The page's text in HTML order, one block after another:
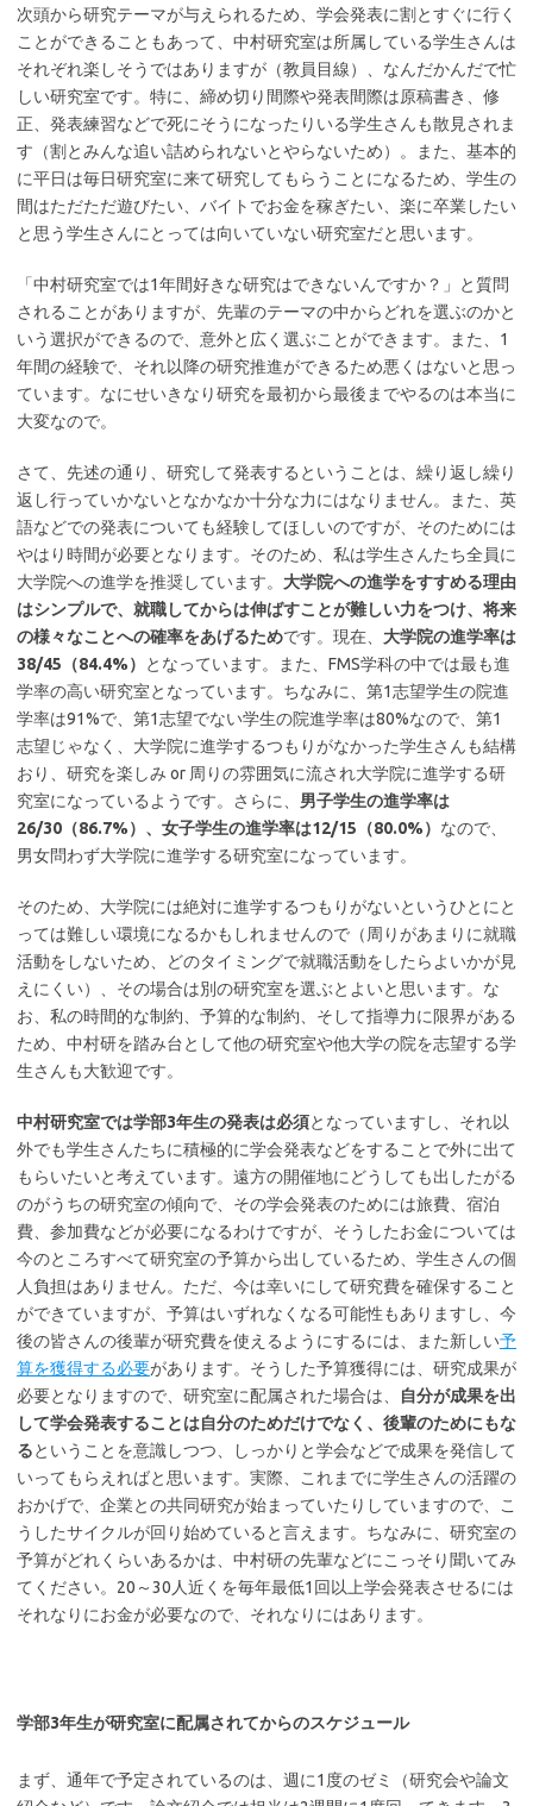
次頭から研究テーマが与えられるため、学会発表に割とすぐに行く
ことができることもあって、中村研究室は所属している学生さんは
それぞれ楽しそうではありますが（教員目線）、なんだかんだで忙
しい研究室です。特に、締め切り間際や発表間際は原稿書き、修
正、発表練習などで死にそうになったりいる学生さんも散見されま
す（割とみんな追い詰められないとやらないため）。また、基本的
に平日は毎日研究室に来て研究してもらうことになるため、学生の
間はただただ遊びたい、バイトでお金を稼ぎたい、楽に卒業したい
と思う学生さんにとっては向いていない研究室だと思います。
「中村研究室では1年間好きな研究はできないんですか？」と質問
されることがありますが、先輩のテーマの中からどれを選ぶのかと
いう選択ができるので、意外と広く選ぶことができます。また、1
年間の経験で、それ以降の研究推進ができるため悪くはないと思っ
ています。なにせいきなり研究を最初から最後までやるのは本当に
大変なので。
さて、先述の通り、研究して発表するということは、繰り返し繰り
返し行っていかないとなかなか十分な力にはなりません。また、英
語などでの発表についても経験してほしいのですが、そのためには
やはり時間が必要となります。そのため、私は学生さんたち全員に
大学院への進学を推奨しています。 大学院への進学をすすめる理由
はシンプルで、就職してからは伸ばすことが難しい力をつけ、将来
の様々なことへの確率をあげるためです。現在、 大学院の進学率は
38/45（84.4%）
となっています。また、FMS学科の中では最も進
学率の高い研究室となっています。ちなみに、第1志望学生の院進
学率は91%で、第1志望でない学生の院進学率は80%なので、第1
志望じゃなく、大学院に進学するつもりがなかった学生さんも結構
おり、研究を楽しみ or 周りの雰囲気に流され大学院に進学する研
究室になっているようです。さらに、 男子学生の進学率は
26/30（86.7%）、女子学生の進学率は12/15（80.0%） なので、
男女問わず大学院に進学する研究室になっています。
そのため、大学院には絶対に進学するつもりがないというひとにと
っては難しい環境になるかもしれませんので（周りがあまりに就職
活動をしないため、どのタイミングで就職活動をしたらよいかが見
えにくい）、その場合は別の研究室を選ぶとよいと思います。な
お、私の時間的な制約、予算的な制約、そして指導力に限界がある
ため、中村研を踏み台として他の研究室や他大学の院を志望する学
生さんも大歓迎です。
中村研究室では学部3年生の発表は必須となっていますし、それ以
外でも学生さんたちに積極的に学会発表などをすることで外に出て
もらいたいと考えています。遠方の開催地にどうしても出したがる
のがうちの研究室の傾向で、その学会発表のためには旅費、宿泊
費、参加費などが必要になるわけですが、そうしたお金については
今のところすべて研究室の予算から出しているため、学生さんの個
人負担はありません。ただ、今は幸いにして研究費を確保すること
ができていますが、予算はいずれなくなる可能性もありますし、今
後の皆さんの後輩が研究費を使えるようにするには、また新しい予
算を獲得する必要があります。そうした予算獲得には、研究成果が
必要となりますので、研究室に配属された場合は、
自分が成果を出
して学会発表することは自分のためだけでなく、後輩のためにもな
るということを意識しつつ、しっかりと学会などで成果を発信して
いってもらえればと思います。実際、これまでに学生さんの活躍の
おかげで、企業との共同研究が始まっていたりしていますので、こ
うしたサイクルが回り始めていると言えます。ちなみに、研究室の
予算がどれくらいあるかは、中村研の先輩などにこっそり聞いてみ
てください。20～30人近くを毎年最低1回以上学会発表させるには
それなりにお金が必要なので、それなりにはあります。
学部3年生が研究室に配属されてからのスケジュール
まず、通年で予定されているのは、週に1度のゼミ（研究会や論文